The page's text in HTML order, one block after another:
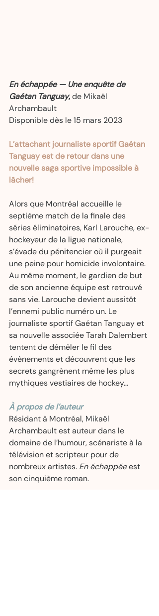
En échappée — Une enquête de
Gaétan Tanguay, de Mikaël
Archambault
Disponible dès le 15 mars 2023
L’attachant journaliste sportif Gaétan
Tanguay est de retour dans une
nouvelle saga sportive impossible à
lâcher!
Alors que Montréal accueille le
septième match de la finale des
séries éliminatoires, Karl Larouche, ex-
hockeyeur de la ligue nationale,
s’évade du pénitencier où il purgeait
une peine pour homicide involontaire.
Au même moment, le gardien de but
de son ancienne équipe est retrouvé
sans vie. Larouche devient aussitôt
l’ennemi public numéro un. Le
journaliste sportif Gaétan Tanguay et
sa nouvelle associée Tarah Dalembert
tentent de démêler le fil des
évènements et découvrent que les
secrets gangrènent même les plus
mythiques vestiaires de hockey…
À propos de l’auteur
Résidant à Montréal, Mikaël
Archambault est auteur dans le
domaine de l’humour, scénariste à la
télévision et scripteur pour de
nombreux artistes. En échappée est
son cinquième roman.